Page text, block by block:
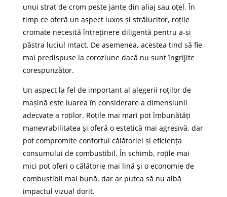
unui strat de crom peste jante din aliaj sau oțel. În
timp ce oferă un aspect luxos și strălucitor, roțile
cromate necesită întreținere diligentă pentru a-și
păstra luciul intact. De asemenea, acestea tind să fie
mai predispuse la coroziune dacă nu sunt îngrijite
corespunzător.
Un aspect la fel de important al alegerii roților de
mașină este luarea în considerare a dimensiunii
adecvate a roților. Roțile mai mari pot îmbunătăți
manevrabilitatea și oferă o estetică mai agresivă, dar
pot compromite confortul călătoriei și eficiența
consumului de combustibil. În schimb, roțile mai
mici pot oferi o călătorie mai lină și o economie de
combustibil mai bună, dar ar putea să nu aibă
impactul vizual dorit.